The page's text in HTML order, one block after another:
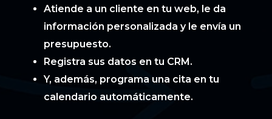
Atiende a un cliente en tu web, le da
información personalizada y le envía un
presupuesto.
Registra sus datos en tu CRM.
Y, además, programa una cita en tu
calendario automáticamente.